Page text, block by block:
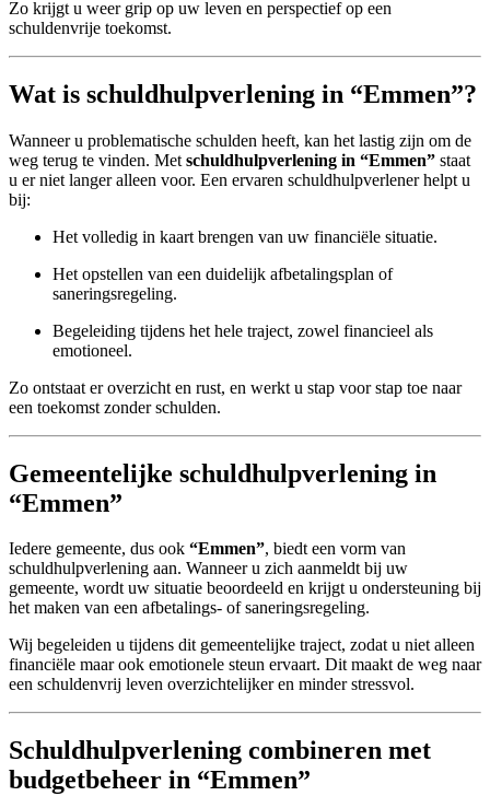
Zo krijgt u weer grip op uw leven en perspectief op een
schuldenvrije toekomst.
Wat is schuldhulpverlening in “Emmen”?
Wanneer u problematische schulden heeft, kan het lastig zijn om de
weg terug te vinden. Met schuldhulpverlening in “Emmen” staat
u er niet langer alleen voor. Een ervaren schuldhulpverlener helpt u
bij:
Het volledig in kaart brengen van uw financiële situatie.
Het opstellen van een duidelijk afbetalingsplan of
saneringsregeling.
Begeleiding tijdens het hele traject, zowel financieel als
emotioneel.
Zo ontstaat er overzicht en rust, en werkt u stap voor stap toe naar
een toekomst zonder schulden.
Gemeentelijke schuldhulpverlening in
“Emmen”
Iedere gemeente, dus ook “Emmen”, biedt een vorm van
schuldhulpverlening aan. Wanneer u zich aanmeldt bij uw
gemeente, wordt uw situatie beoordeeld en krijgt u ondersteuning bij
het maken van een afbetalings- of saneringsregeling.
Wij begeleiden u tijdens dit gemeentelijke traject, zodat u niet alleen
financiële maar ook emotionele steun ervaart. Dit maakt de weg naar
een schuldenvrij leven overzichtelijker en minder stressvol.
Schuldhulpverlening combineren met
budgetbeheer in “Emmen”